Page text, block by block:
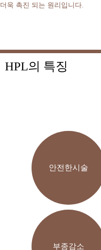
더욱 촉진 되는 원리입니다.
HPL의 특징
안전한시술
부종감소